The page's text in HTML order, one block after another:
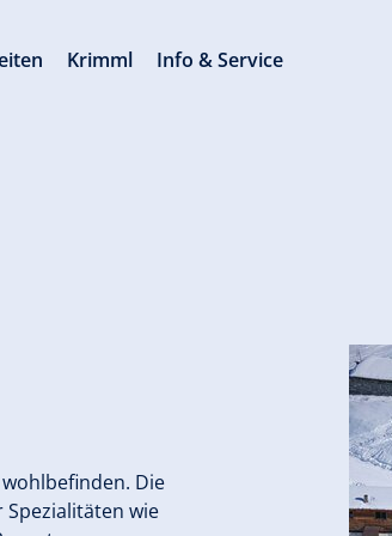
Die
wie
Krimml Info & Service